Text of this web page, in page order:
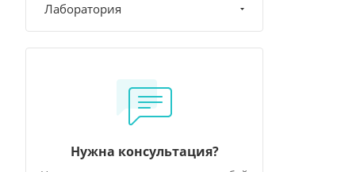
Лаборатория
Нужна консультация?